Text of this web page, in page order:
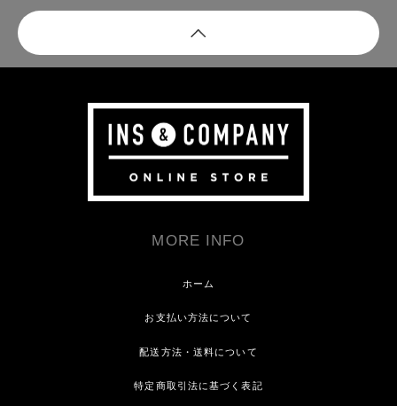
MORE INFO
ホーム
お支払い方法について
配送方法・送料について
特定商取引法に基づく表記